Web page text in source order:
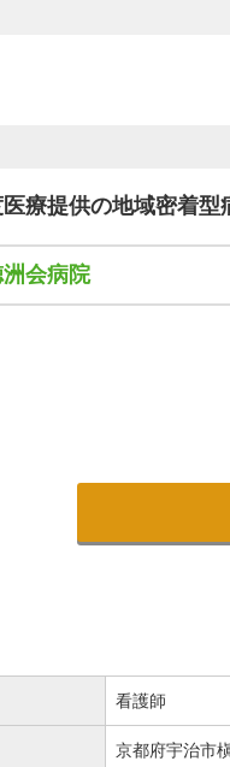
医療提供の地域密着
会病院
看護師
京都府宇治市